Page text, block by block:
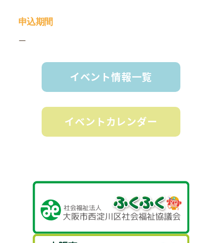
申込期間
ー
イベント情報一覧
イベントカレンダー